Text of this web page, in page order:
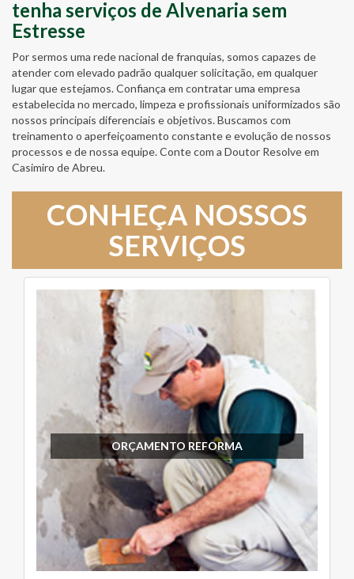
tenha serviços de Alvenaria sem
Estresse
Por sermos uma rede nacional de franquias, somos capazes de
atender com elevado padrão qualquer solicitação, em qualquer
lugar que estejamos. Confiança em contratar uma empresa
estabelecida no mercado, limpeza e profissionais uniformizados são
nossos principais diferenciais e objetivos. Buscamos com
treinamento o aperfeiçoamento constante e evolução de nossos
processos e de nossa equipe. Conte com a Doutor Resolve em
Casimiro de Abreu.
CONHEÇA NOSSOS
SERVIÇOS
ORÇAMENTO REFORMA